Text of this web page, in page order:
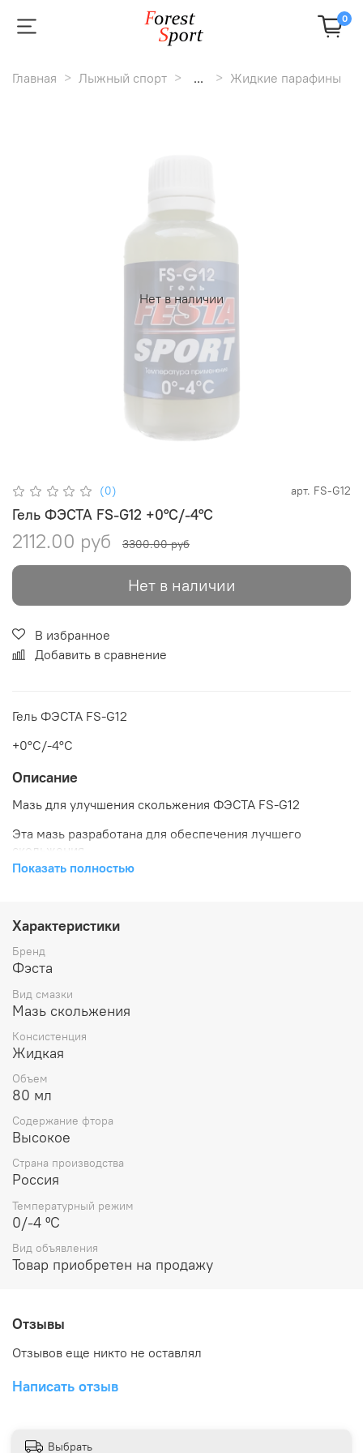
0
Главная Лыжный спорт ... Жидкие парафины
Нет в наличии
(0) арт. FS-G12
Гель ФЭСТА FS-G12 +0°C/-4°C
2112.00 руб 3300.00 руб
Нет в наличии
В избранное
Добавить в сравнение
Гель ФЭСТА FS-G12
+0°C/-4°C
Описание
Мазь для улучшения скольжения ФЭСТА FS-G12
Эта мазь разработана для обеспечения лучшего
скольжения
Специально разработано для беговых лыж
Рекомендовано использовать в диапазоне от 0°C до
-4°C
Применяется на любом типе снега, за исключением
сухого и перемороженного
Количество продукта в упаковке составляет 80 грамм.
Показать полностью
Характеристики
Бренд
Фэста
Вид смазки
Мазь скольжения
Консистенция
Жидкая
Объем
80 мл
Содержание фтора
Высокое
Страна производства
Россия
Температурный режим
0/-4 ºC
Вид объявления
Товар приобретен на продажу
Отзывы
Отзывов еще никто не оставлял
Написать отзыв
Выбрать